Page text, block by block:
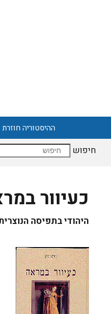
ההיסטוריה
חיפוש
כעיוור
היהודי בתפיסה הנוצרית